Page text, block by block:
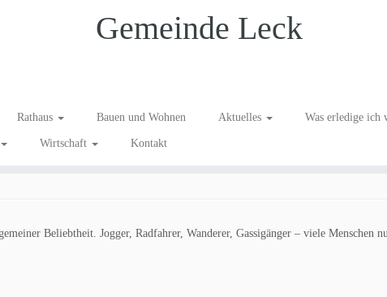
Gemeinde Leck
Rathaus Bauen und Wohnen Aktuelles Was erledige ich
Wirtschaft Kontakt
zum Langenberger Forst
Beliebtheit. Jogger, Radfahrer, Wanderer, Gassigänger – viele Menschen